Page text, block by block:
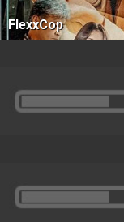
FlexxCop